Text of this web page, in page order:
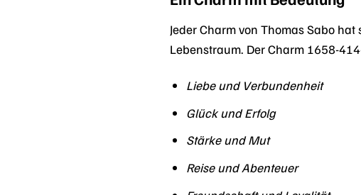
Jeder Charm von Thomas Sabo
Lebenstraum. Der Charm 1658-
Liebe und Verbundenheit
Glück und Erfolg
Stärke und Mut
Reise und Abenteuer